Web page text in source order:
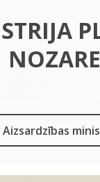
Aizsardzības